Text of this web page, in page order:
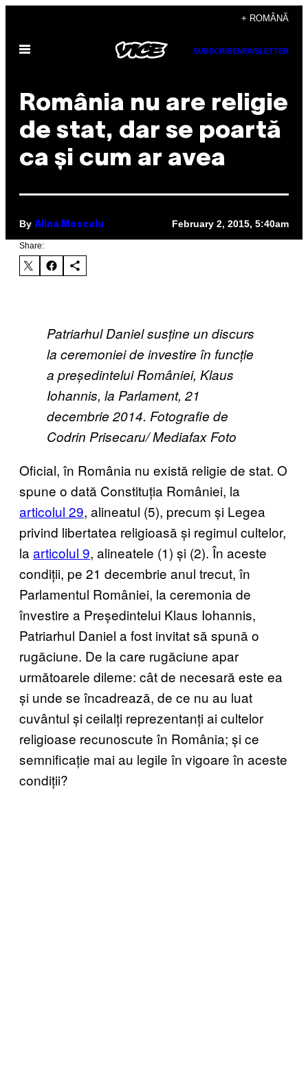
content
+ ROMÂNĂ
Open
SUBSCRIBENEWSLETTER
România nu are religie
de stat, dar se poartă
ca și cum ar avea
By Alina Moscalu February 2, 2015, 5:40am
Share:
Patriarhul Daniel susține un discurs
la ceremoniei de investire în funcție
a președintelui României, Klaus
Iohannis, la Parlament, 21
decembrie 2014. Fotografie de
Codrin Prisecaru/ Mediafax Foto
Oficial, în România nu există religie de stat. O
spune o dată Constituția României, la
articolul 29, alineatul (5), precum și Legea
privind libertatea religioasă și regimul cultelor,
la articolul 9, alineatele (1) și (2). În aceste
condiții, pe 21 decembrie anul trecut, în
Parlamentul României, la ceremonia de
învestire a Președintelui Klaus Iohannis,
Patriarhul Daniel a fost invitat să spună o
rugăciune. De la care rugăciune apar
următoarele dileme: cât de necesară este ea
și unde se încadrează, de ce nu au luat
cuvântul și ceilalți reprezentanți ai cultelor
religioase recunoscute în România; și ce
semnificație mai au legile în vigoare în aceste
condiții?